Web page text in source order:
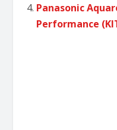
Panasonic
Performance